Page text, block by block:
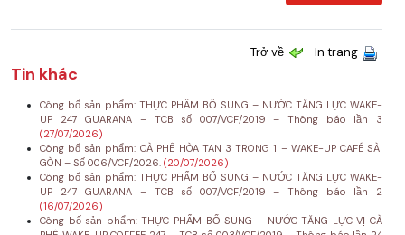
Trở về In trang
Tin khác
Công bố sản phẩm: THỰC PHẨM BỔ SUNG – NƯỚC TĂNG LỰC WAKE-
UP 247 GUARANA – TCB số 007/VCF/2019 – Thông báo lần 3
(27/07/2026)
Công bố sản phẩm: CÀ PHÊ HÒA TAN 3 TRONG 1 – WAKE-UP CAFÉ SÀI
GÒN – Số 006/VCF/2026. (20/07/2026)
Công bố sản phẩm: THỰC PHẨM BỔ SUNG – NƯỚC TĂNG LỰC WAKE-
UP 247 GUARANA – TCB số 007/VCF/2019 – Thông báo lần 2
(16/07/2026)
Công bố sản phẩm: THỰC PHẨM BỔ SUNG – NƯỚC TĂNG LỰC VỊ CÀ